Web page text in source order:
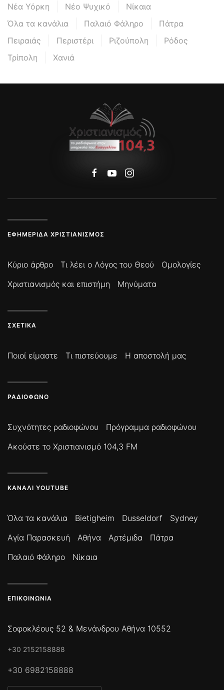
Νέα Υόρκη
Νέο Ψυχικό
Νίκαια
Όλα τα κανάλια
Παλαιό Φάληρο
Πάτρα
Πειραιάς
Περιστέρι Ριζούπολη
Ρόδος
Τρίπολη
Χανιά
ΕΦΗΜΕΡΊΔΑ ΧΡΙΣΤΙΑΝΙΣΜΌΣ
Κύριο άρθρο Τι λέει ο Λόγος του Θεού
Ομολογίες
Χριστιανισμός και επιστήμη
Μηνύματα
ΣΧΕΤΙΚΆ
Ποιοί είμαστε Τι πιστεύουμε Η αποστολή μας
ΡΑΔΙΌΦΩΝΟ
Συχνότητες ραδιοφώνου
Πρόγραμμα ραδιοφώνου
Ακούστε το Χριστιανισμό 104,3 FM
ΚΑΝΆΛΙ YOUTUBE
Όλα τα κανάλια Bietigheim Dusseldorf
Sydney
Αγία Παρασκευή
Αθήνα Αρτέμιδα
Πάτρα
Παλαιό Φάληρο
Νίκαια
ΕΠΙΚΟΙΝΩΝΊΑ
Σοφοκλέους 52 & Μενάνδρου Αθήνα 10552
+30 2152158888
+30 6982158888